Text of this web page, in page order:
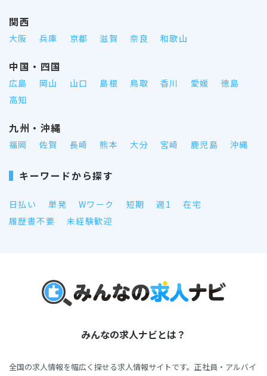
関西
大阪 兵庫 京都 滋賀 奈良 和歌山
中国・四国
広島 岡山 山口 島根 鳥取 香川 愛媛
徳島
高知
九州・沖縄
福岡 佐賀 長崎 熊本 大分 宮崎 鹿児島 沖縄
キーワードから探す
日払い 単発 Wワーク 短期 週1
在宅
履歴書不要
未経験歓迎
みんなの求人ナビとは？
全国の求人情報を幅広く探せる求人情報サイトです。正社員・アルバイ